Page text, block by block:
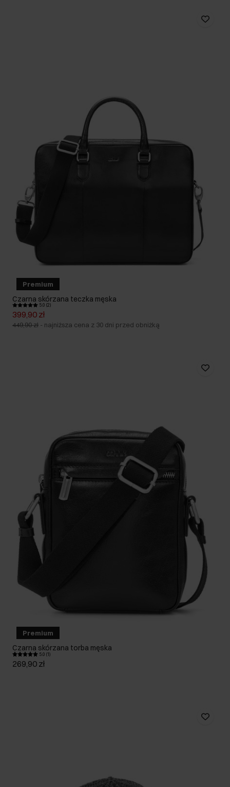
Premium
Czarna skórzana teczka męska
5.0 (2)
399,90 zł
449,90 zł - najniższa cena z 30 dni przed obniżką
Premium
Czarna skórzana torba męska
5.0 (1)
269,90 zł